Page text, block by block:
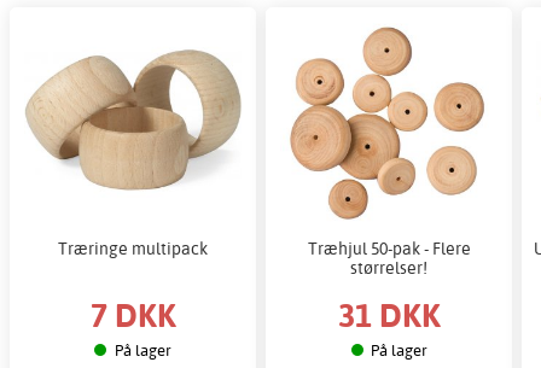
Træringe multipack
7 DKK
På lager
Træhjul 50-pak - Flere
størrelser!
31 DKK
På lager